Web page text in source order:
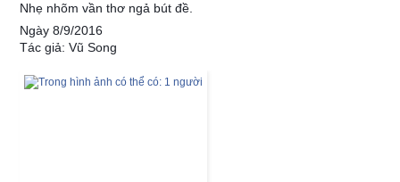
Nhẹ nhõm vần thơ ngả bút đề.
Ngày 8/9/2016
Tác giả: Vũ Song